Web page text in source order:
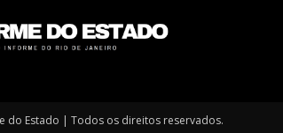
do Estado | Todos os direitos reservados.